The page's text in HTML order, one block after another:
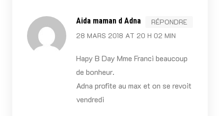
Aida maman d Adna
28 MARS 2018 AT 20 H 02 MIN
RÉPONDRE
Hapy B Day Mme Franci beaucoup
de bonheur.
Adna profite au max et on se revoit
vendredi